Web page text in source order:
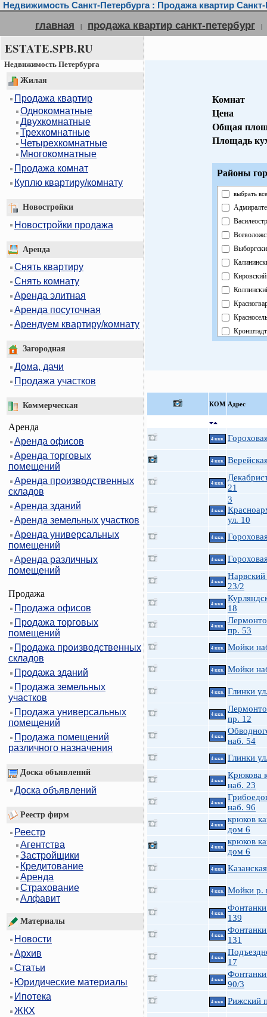
Недвижимость Санкт-Петербурга : Продажа квартир Санкт-
главная | продажа квартир санкт-петербург |
ESTATE.SPB.RU
Недвижимость Петербурга
Жилая
Продажа квартир
Однокомнатные
Двухкомнатные
Трехкомнатные
Четырехкомнатные
Многокомнатные
Продажа комнат
Куплю квартиру/комнату
Новостройки
Новостройки продажа
Аренда
Снять квартиру
Снять комнату
Аренда элитная
Аренда посуточная
Арендуем квартиру/комнату
Загородная
Дома, дачи
Продажа участков
Коммерческая
Аренда
Аренда офисов
Аренда торговых
помещений
Аренда производственных
складов
Аренда зданий
Аренда земельных участков
Аренда универсальных
помещений
Аренда различных
помещений
Продажа
Продажа офисов
Продажа торговых
помещений
Продажа производственных
складов
Продажа зданий
Продажа земельных
участков
Продажа универсальных
помещений
Продажа помещений
различного назначения
Доска объявлений
Доска объявлений
Реестр фирм
Реестр
Агентства
Застройщики
Кредитование
Аренда
Страхование
Алфавит
Материалы
Новости
Архив
Статьи
Юридические материалы
Ипотека
ЖКХ
Комнат
Цена
Общая
Площадь
Районы
выбрать все
Кировский
КOМ Адрес
4 ккв.
4 ккв.
4 ккв.
21
4 ккв.
3
ул. 10
4 ккв.
4 ккв.
4 ккв.
23/2
4 ккв.
18
4 ккв.
пр. 53
4 ккв. Мойки
4 ккв. Мойки
4 ккв. Глинки
4 ккв.
пр. 12
4 ккв.
наб. 54
4 ккв. Глинки
4 ккв.
Крюкова
наб. 23
4 ккв.
наб. 96
4 ккв.
крюков
дом 6
4 ккв.
крюков
дом 6
4 ккв.
4 ккв. Мойки р.
4 ккв.
139
4 ккв.
131
4 ккв.
17
4 ккв.
90/3
4 ккв. Рижский